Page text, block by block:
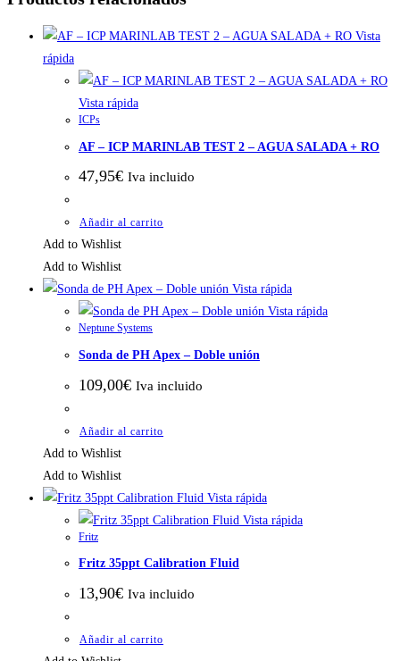
Vista
rápida
Vista rápida
ICPs
AF – ICP MARINLAB TEST 2 – AGUA SALADA + RO
47,95€ Iva incluido
Añadir al carrito
Add to Wishlist
Add to Wishlist
Vista rápida
Vista rápida
Neptune Systems
Sonda de PH Apex – Doble unión
109,00€ Iva incluido
Añadir al carrito
Add to Wishlist
Add to Wishlist
Vista rápida
Vista rápida
Fritz
Fritz 35ppt Calibration Fluid
13,90€ Iva incluido
Añadir al carrito